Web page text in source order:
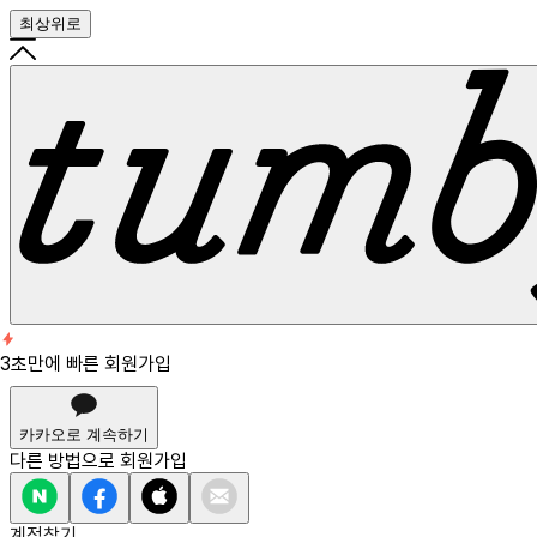
최상위로
회원가입
카카오로 계속하기
다른 방법으로 회원가입
3초만에 빠른 회원가입
3초만에 빠른 회원가입